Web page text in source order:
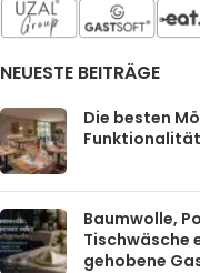
NEUESTE BEITRÄGE
Die besten
Baumwolle,
Tischwäsche
gehobene